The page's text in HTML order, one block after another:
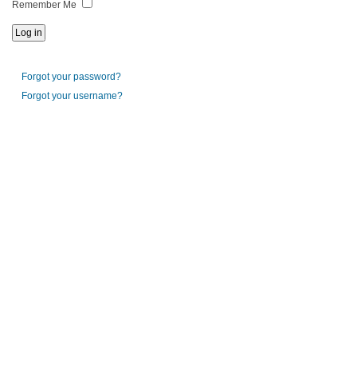
Remember Me
Forgot your password?
Forgot your username?